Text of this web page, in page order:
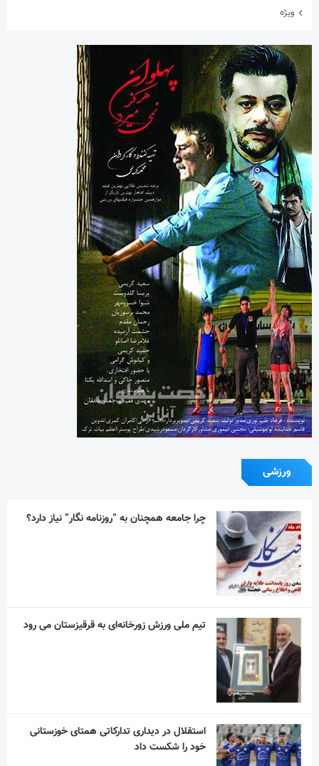
ویژه
ورزشی
چرا جامعه همچنان به “روزنامه نگار” نیاز دارد؟
تیم ملی ورزش زورخانه‌ای به قرقیزستان می رود
استقلال در دیداری تدارکاتی همتای خوزستانی
خود را شکست داد